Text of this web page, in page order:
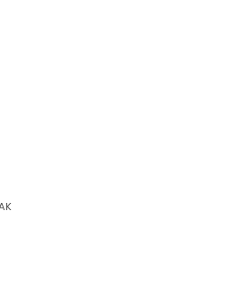
Bağlantılı, Sınırlı
VE PAZARLAMA
belirlenen
ile ilgili
duyulmayan